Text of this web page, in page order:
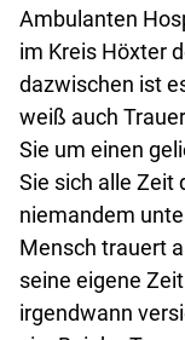
Ambulanten
im Kreis Höxter
dazwischen ist
weiß auch
Sie um einen
Sie sich alle Zeit
niemandem
Mensch trauert
seine eigene
irgendwann